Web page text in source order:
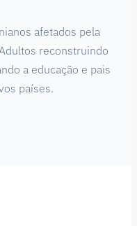
afetados pela
reconstruindo
a educação e pais
países.